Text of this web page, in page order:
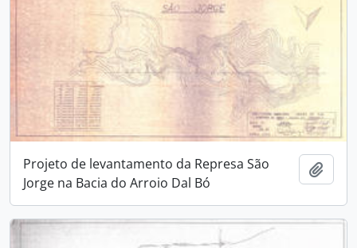
Projeto de levantamento da Represa São
Jorge na Bacia do Arroio Dal Bó